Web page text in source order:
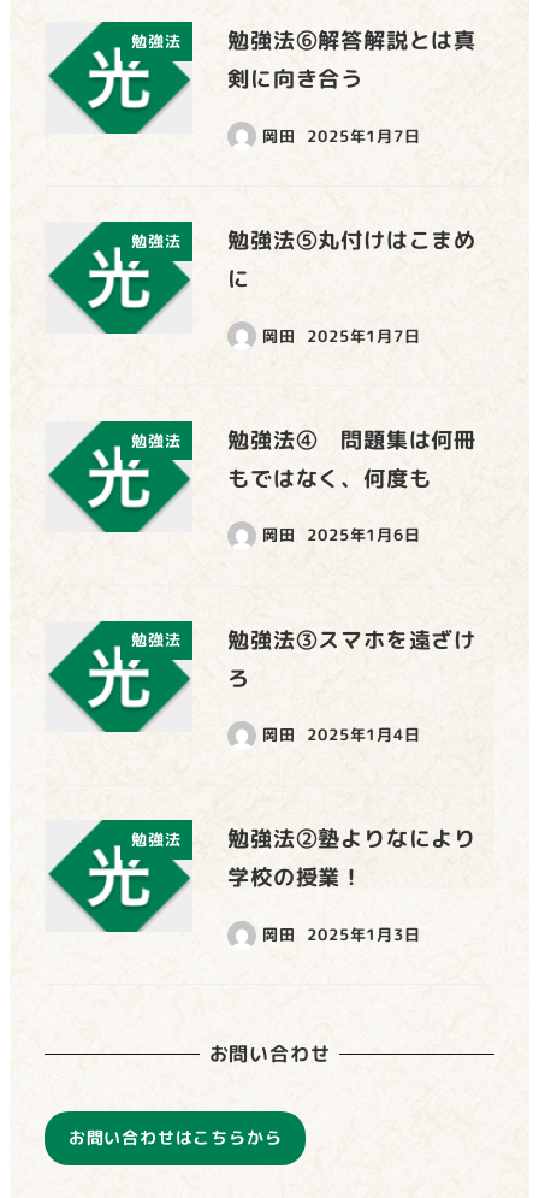
勉強法
勉強法⑥解答解説とは真
剣に向き合う
岡田 2025年1月7日
勉強法
勉強法⑤丸付けはこまめ
に
岡田 2025年1月7日
勉強法
勉強法④ 問題集は何冊
もではなく、何度も
岡田 2025年1月6日
勉強法
勉強法③スマホを遠ざけ
ろ
岡田 2025年1月4日
勉強法
勉強法②塾よりなにより
学校の授業！
岡田 2025年1月3日
お問い合わせ
お問い合わせはこちらから